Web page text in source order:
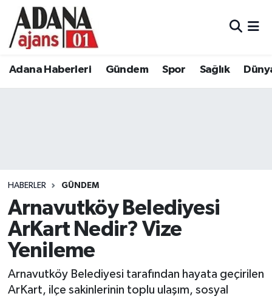
Adana Haberleri Gündem Spor Sağlık
HABERLER GÜNDEM
Arnavutköy Belediyesi
ArKart Nedir? Vize
Yenileme
Arnavutköy Belediyesi tarafından hayata geçirilen
ArKart, ilçe sakinlerinin toplu ulaşım, sosyal
Adana Haberleri
Siyaset
Kadın
Adana Nöbetçi Eczaneler
Tüm Manşetler
Son Dakika Haberleri